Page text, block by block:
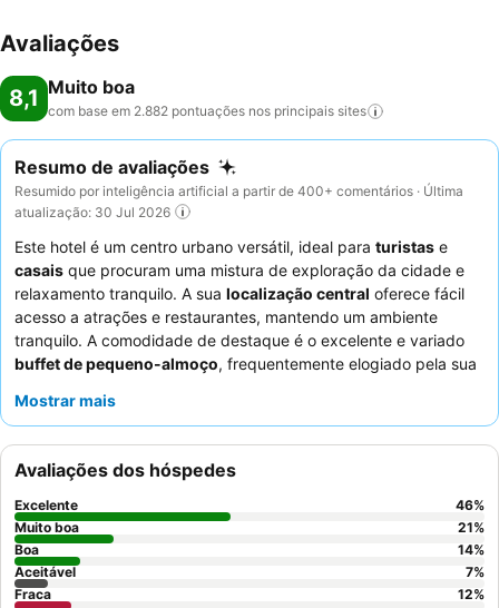
Avaliações
8,1 Muito boa
com base em 2.882 pontuações nos principais sites
Resumo de avaliações
Resumido por inteligência artificial a partir de 400+ comentários · Última
atualização: 30 Jul 2026
Este hotel é um centro urbano versátil, ideal para turistas e
casais que procuram uma mistura de exploração da cidade e
relaxamento tranquilo. A sua localização central oferece fácil
acesso a atrações e restaurantes, mantendo um ambiente
tranquilo. A comodidade de destaque é o excelente e variado
buffet de pequeno-almoço, frequentemente elogiado pela sua
consistentemente os
experiência mais tranquila, os hóspedes devem solicitar um
quarto virado para o pátio interior.
Mostrar mais
Avaliações dos hóspedes
Excelente 46%
Muito boa
21%
Boa
14%
Aceitável
7%
Fraca
12%